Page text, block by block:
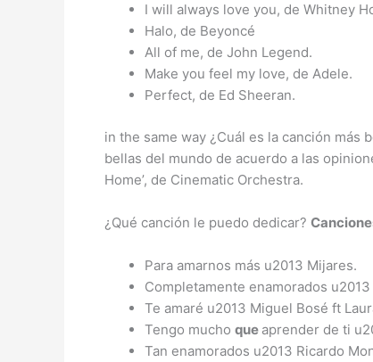
I will always love you, de Whitney
Halo, de Beyoncé
All of me, de John Legend.
Make you feel my love, de Adele.
Perfect, de Ed Sheeran.
in the same way ¿Cuál es la canción más
bellas del mundo de acuerdo a las
Home’, de Cinematic Orchestra.
¿Qué canción le puedo dedicar?
Para amarnos más u2013 Mijares.
Completamente enamorados u2013
Te amaré u2013 Miguel Bosé ft
Tengo mucho que aprender de ti
Tan enamorados u2013 Ricardo